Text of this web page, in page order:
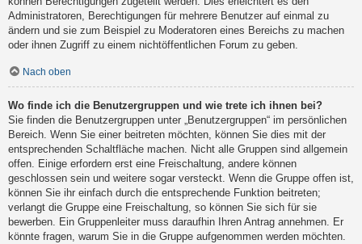
Administratoren, Berechtigungen für mehrere Benutzer auf einmal zu
ändern und sie zum Beispiel zu Moderatoren eines Bereichs zu machen
oder ihnen Zugriff zu einem nichtöffentlichen Forum zu geben.
Nach oben
Wo finde ich die Benutzergruppen und wie trete ich ihnen bei?
Sie finden die Benutzergruppen unter „Benutzergruppen“ im persönlichen
Bereich. Wenn Sie einer beitreten möchten, können Sie dies mit der
entsprechenden Schaltfläche machen. Nicht alle Gruppen sind allgemein
offen. Einige erfordern erst eine Freischaltung, andere können
geschlossen sein und weitere sogar versteckt. Wenn die Gruppe offen ist,
können Sie ihr einfach durch die entsprechende Funktion beitreten;
verlangt die Gruppe eine Freischaltung, so können Sie sich für sie
bewerben. Ein Gruppenleiter muss daraufhin Ihren Antrag annehmen. Er
könnte fragen, warum Sie in die Gruppe aufgenommen werden möchten.